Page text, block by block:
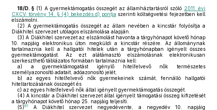
18/D. § (1) A gyermektámogatás összegét az államháztartásról szóló 2011. évi
CXCV. törvény 14. § (4) bekezdés d) pontja szerinti költségvetési fejezetben kell
elszámolni.
(2) A gyermektámogatás összegét az állam nevében a kincstár folyósítja a
Diákhitel szervezet utólagos elszámolása alapján.
(3) A Diákhitel szervezet az elszámolást havonta a tárgyhónapot követő hónap
10. napjáig elektronikus úton megküldi a kincstár részére. Az állománynak
tartalmaznia kell a hallgatói hitelek után a tárgyhónapban igényelt összes
gyermektámogatást. Az ezt alátámasztó elszámolásnak elektronikusan
szerkeszthető táblázatos formában tartalmaznia kell:
a) a gyermektámogatást igénylő hitelfelvevő nők természetes
személyazonosító adatait, adóazonosító jelét,
b) az egyes hitelfelvevő nők gyermekeinek számát, fennálló hallgatói
hiteltartozásának összegét és
c) az egyes hitelfelvevő nők által igényelt gyermektámogatás összegét.
(4) A kincstár a Diákhitel szervezet által igényelt támogatási összeg kifizetését
a tárgyhónapot követő hónap 25. napjáig teljesíti.
(5)97
A Diákhitel szervezet negyedévente, a negyedév 10. napjáig